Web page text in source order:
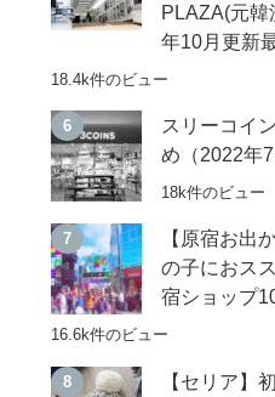
PLAZA(元韓
年10月更新
18.4k件のビュー
スリーコイ
め（2022年7
18k件のビュー
【原宿お出
の子におス
宿ショップ
16.6k件のビュー
【セリア】